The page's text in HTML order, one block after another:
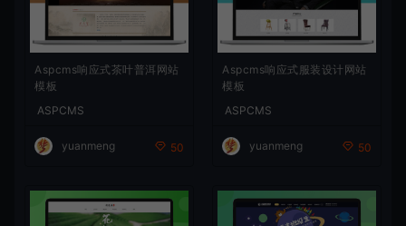
Aspcms响应式茶叶普洱网站
模板
ASPCMS
yuanmeng 50
Aspcms响应式服装设计网站
模板
ASPCMS
yuanmeng 50